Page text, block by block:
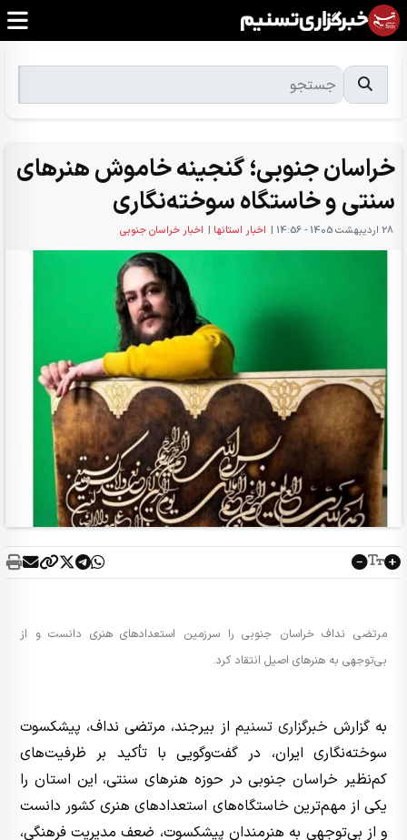
خراسان جنوبی؛ گنجینه خاموش هنرهای
سنتی و خاستگاه سوخته‌نگاری
28 ارديبهشت 1405 - 14:56 | اخبار استانها | اخبار خراسان جنوبی
مرتضی نداف خراسان جنوبی را سرزمین استعدادهای هنری دانست و از
بی‌توجهی به هنرهای اصیل انتقاد کرد.
به گزارش خبرگزاری تسنیم از بیرجند، مرتضی نداف، پیشکسوت
سوخته‌نگاری ایران، در گفت‌وگویی با تأکید بر ظرفیت‌های
کم‌نظیر خراسان جنوبی در حوزه هنرهای سنتی، این استان را
یکی از مهم‌ترین خاستگاه‌های استعدادهای هنری کشور دانست
و از بی‌توجهی به هنرمندان پیشکسوت، ضعف مدیریت فرهنگی،